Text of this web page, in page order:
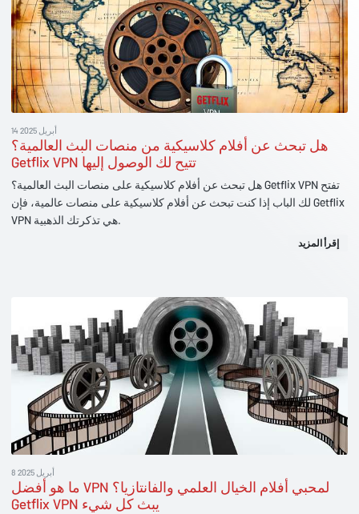
14 أبريل 2025
هل تبحث عن أفلام كلاسيكية من منصات البث العالمية؟
Getflix VPN تتيح لك الوصول إليها
هل تبحث عن أفلام كلاسيكية على منصات البث العالمية؟ Getflix VPN تفتح
لك الباب إذا كنت تبحث عن أفلام كلاسيكية على منصات عالمية، فإن Getflix
VPN هي تذكرتك الذهبية.
إقرأ المزيد
8 أبريل 2025
ما هو أفضل VPN لمحبي أفلام الخيال العلمي والفانتازيا؟
Getflix VPN يبث كل شيء